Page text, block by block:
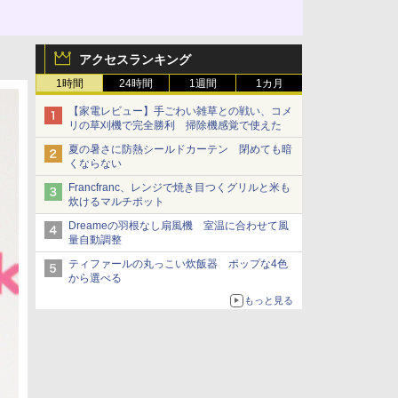
アクセスランキング
1時間 24時間 1週間 1カ月
【家電レビュー】手ごわい雑草との戦い、コメ
リの草刈機で完全勝利 掃除機感覚で使えた
夏の暑さに防熱シールドカーテン 閉めても暗
くならない
Francfranc、レンジで焼き目つくグリルと米も
炊けるマルチポット
Dreameの羽根なし扇風機 室温に合わせて風
量自動調整
ティファールの丸っこい炊飯器 ポップな4色
から選べる
もっと見る